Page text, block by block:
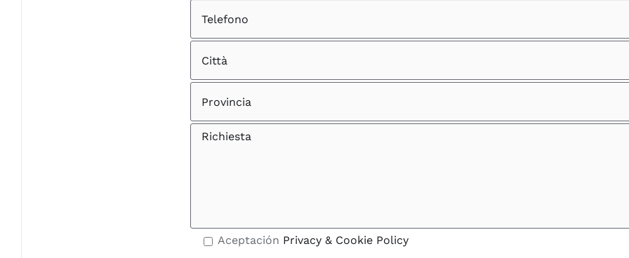
Aceptación Privacy & Cookie Policy